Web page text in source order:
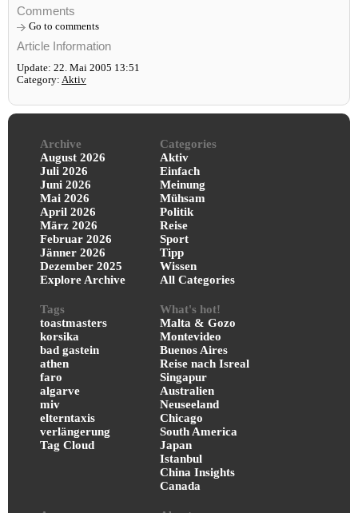
Comments
Go to comments
Article Information
Update: 22. Mai 2005 13:51
Category: Aktiv
Archive
August 2026
Juli 2026
Juni 2026
Mai 2026
April 2026
März 2026
Februar 2026
Jänner 2026
Dezember 2025
Explore Archive
Categories
Aktiv
Einfach
Meinung
Mühsam
Politik
Reise
Sport
Tipp
Wissen
All Categories
Tags
toastmasters
korsika
bad gastein
athen
faro
algarve
miv
elterntaxis
verlängerung
Tag Cloud
What's hot!
Malta & Gozo
Montevideo
Buenos Aires
Reise nach Isreal
Singapur
Australien
Neuseeland
Chicago
South America
Japan
Istanbul
China Insights
Canada